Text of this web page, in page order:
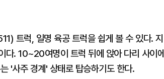
트럭, 일명 육공 트럭을 쉽게 볼 수 있다. 지
다. 10~20여명이 트럭 뒤에 앉아 다리 사이에
'사주 경계' 상태로 탑승하기도 한다.